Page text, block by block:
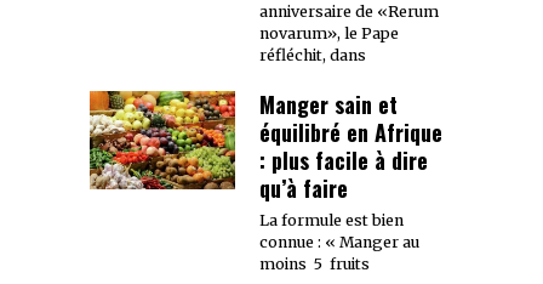
anniversaire de «Rerum
novarum», le Pape
réfléchit, dans
Manger sain et
équilibré en Afrique
: plus facile à dire
qu’à faire
La formule est bien
connue : « Manger au
moins 5 fruits